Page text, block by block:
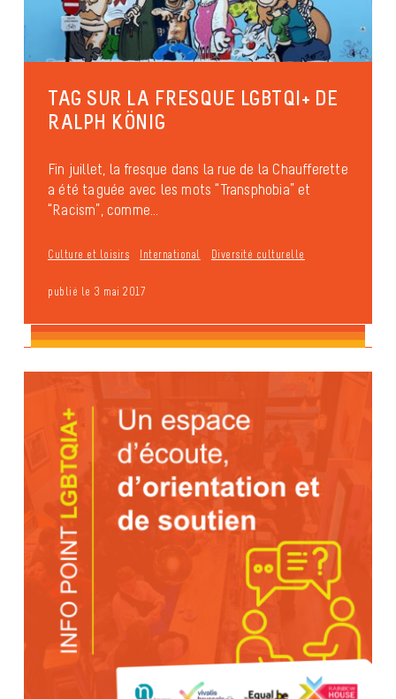
TAG SUR LA FRESQUE LGBTQI+ DE
RALPH KÖNIG
Fin juillet, la fresque dans la rue de la Chaufferette
a été taguée avec les mots “Transphobia” et
“Racism”, comme...
Culture et loisirs International Diversité culturelle
publié le 3 mai 2017